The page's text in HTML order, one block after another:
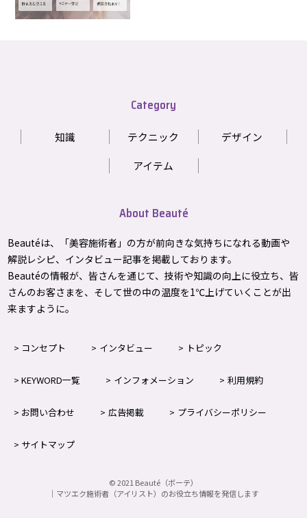
Category
知識 テクニック デザイン
アイテム
About Beauté
Beautéは、「美容施術者」の方が前向きな気持ちになれる動画や
解説レシピ、インタビュー記事を掲載しております。
Beautéの情報が、皆さんを通じて、技術や知識の向上に役立ち、皆
さんのお客さまを、そして世の中の温度を1℃上げていくことが出
来ますように。
コンセプト インタビュー トピック
KEYWORD一覧 インフォメーション 利用規約
お問い合わせ 広告掲載 プライバシーポリシー
サイトマップ
©2021 Beauté（ボーテ）
｜マツエク施術者（アイリスト）のお役立ち情報を発信します